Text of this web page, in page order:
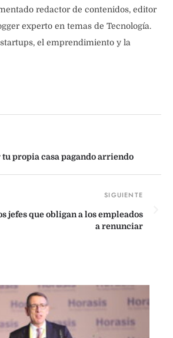
redactor de contenidos, editor
experto en temas de Tecnología.
el emprendimiento y la
propia casa pagando arriendo
jefes que obligan a los empleados
a renunciar